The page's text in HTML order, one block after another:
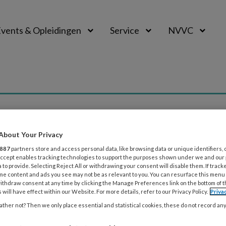
& Opleidingen Service NVVC
FIRST AUTHORS IN THE SPOTLIGHT ALGEMENE
van de Pol – Nederlands Hart Netwerk
de Pol is eerste auteur van het artikel Clinician-
only moderately reflect patient-reported quality
Your Privacy
887 partners store and access personal data, like browsing data or unique identifiers,
enables tracking technologies to support the purposes shown under we and
to provide. Selecting Reject All or withdrawing your consent will disable them. If
content and ads you see may not be as relevant to you. You can resurface this
consent at any time by clicking the Manage Preferences link on the bottom of
will have effect within our Website. For more details, refer to our Privacy Policy.
not? Then we only place essential and statistical cookies, these do not record